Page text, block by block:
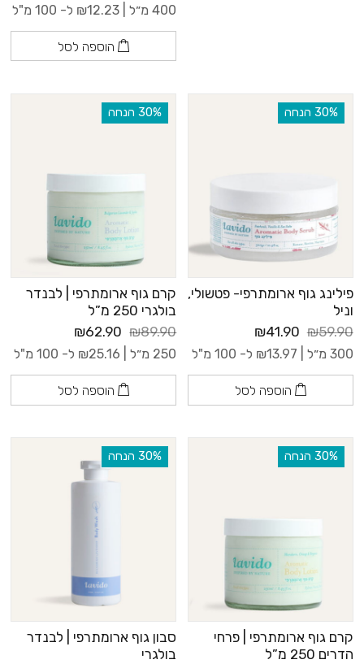
400 מ״ל | ₪12.23 ל- 100 מ"ל
הוספה לסל
‫30% הנחה
פילינג גוף ארומתרפי- פטשולי,
וניל
₪59.90
₪41.90
300 מ״ל | ₪13.97 ל- 100 מ"ל
הוספה לסל
‫30% הנחה
קרם גוף ארומתרפי | לבנדר
בולגרי 250 מ”ל
₪89.90
₪62.90
250 מ״ל | ₪25.16 ל- 100 מ"ל
הוספה לסל
‫30% הנחה
קרם גוף ארומתרפי | פרחי
הדרים 250 מ”ל
‫30% הנחה
סבון גוף ארומתרפי | לבנדר
בולגרי